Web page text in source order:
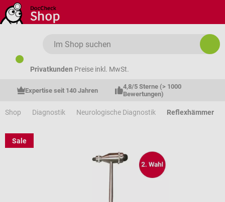
Zum Hauptinhalt springen
Privatkunden Preise inkl. MwSt.
Expertise seit 140 Jahren
4,8/5 Sterne (> 1000
Bewertungen)
Shop Diagnostik Neurologische Diagnostik Reflexhämmer
Sale